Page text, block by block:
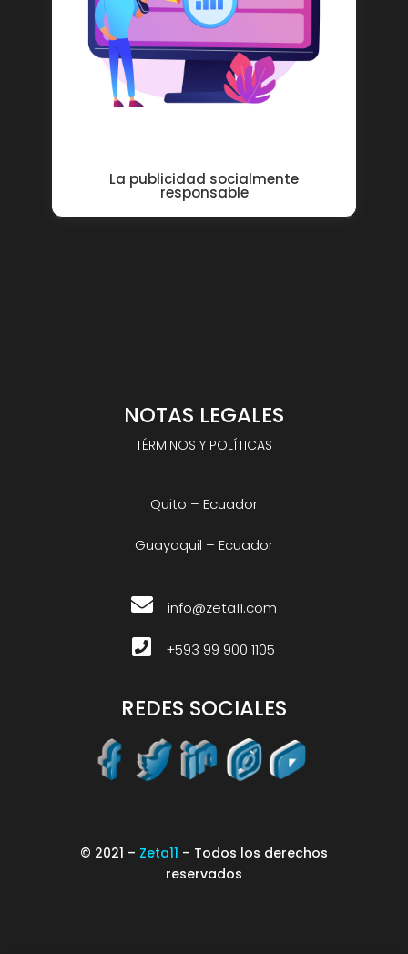
La publicidad socialmente
responsable
NOTAS LEGALES
TÉRMINOS Y POLÍTICAS
Quito – Ecuador
Guayaquil – Ecuador
info@zeta11.com
+593 99 900 1105
REDES SOCIALES
© 2021 – Zeta11 – Todos los derechos
reservados